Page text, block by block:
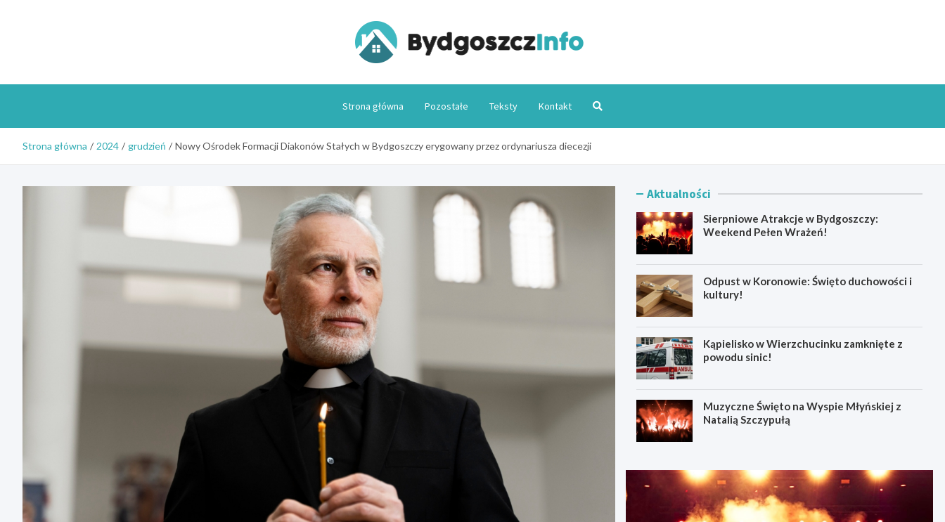
Strona główna Pozostałe Teksty Kontakt
Strona główna 2024 grudzień Nowy Ośrodek Formacji Diakonów Stałych w Bydgoszczy erygowany przez ordynariusza diecezji
Aktualności
Sierpniowe Atrakcje w Bydgoszczy:
Weekend Pełen Wrażeń!
Odpust w Koronowie: Święto duchowości i
kultury!
Kąpielisko w Wierzchucinku zamknięte z
powodu sinic!
Muzyczne Święto na Wyspie Młyńskiej z
Natalią Szczypułą